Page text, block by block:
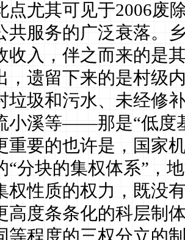
点尤其可见于2006废
共服务的广泛衰落。
收入，伴之而来的是
，遗留下来的是村级
垃圾和污水、未经修
小溪等——那是“低度
重要的也许是，国家
“分块的集权体系”，
权性质的权力，既没
高度条条化的科层制
等程度的三权分立的